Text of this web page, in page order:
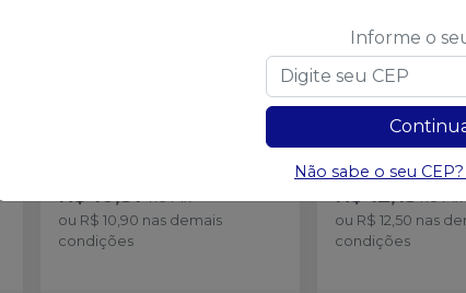
Extremidade Arredondada
ou R$ 10,90 nas demais
condições
Ponta
BURRS
a partir de:
ou R$ 12,50 nas
condições
Informe o
Não sabe o seu